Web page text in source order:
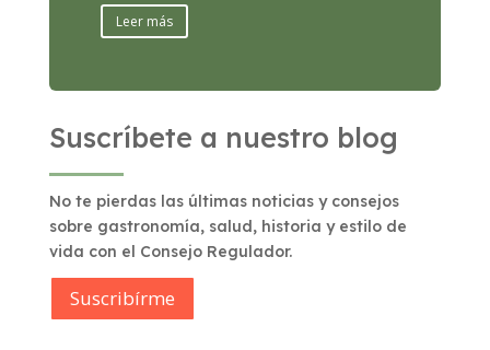
Leer más
Suscríbete a nuestro blog
No te pierdas las últimas noticias y consejos
sobre gastronomía, salud, historia y estilo de
vida con el Consejo Regulador.
Suscribírme